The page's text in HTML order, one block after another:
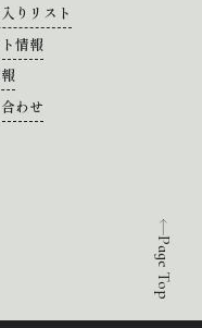
Page Top
りリスト
情報
わせ